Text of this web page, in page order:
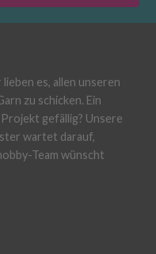
es, allen unseren
zu schicken. Ein
gefällig? Unsere
wartet darauf,
Team wünscht